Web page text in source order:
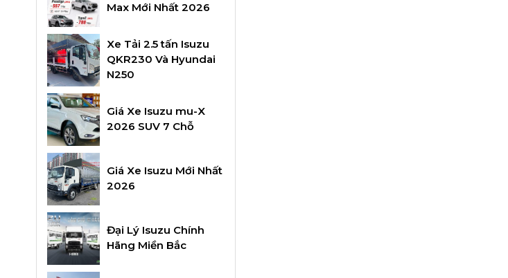
Max Mới Nhất 2026
Xe Tải 2.5 tấn Isuzu
QKR230 Và Hyundai
N250
Giá Xe Isuzu mu-X
2026 SUV 7 Chỗ
Giá Xe Isuzu Mới Nhất
2026
Đại Lý Isuzu Chính
Hãng Miền Bắc